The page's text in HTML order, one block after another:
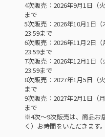
4次販売：2026年9月1日（
まで
5次販売：2026年10月1日（
23:59まで
6次販売：2026年11月2日（
23:59まで
7次販売：2026年12月1日（
23:59まで
8次販売：2027年1月5日（
まで
9次販売：2027年2月1日（
まで
※4次～9次販売は、商品お
く）お時間をいただきます。